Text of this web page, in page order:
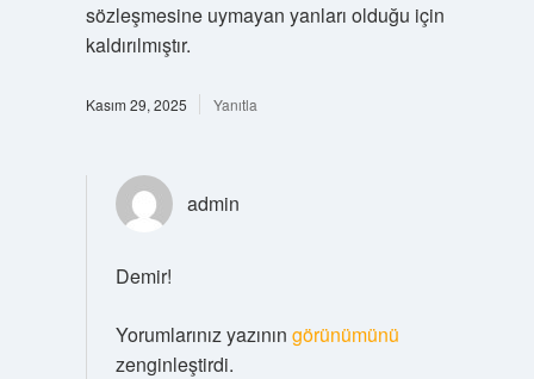
sözleşmesine uymayan yanları olduğu için
kaldırılmıştır.
Kasım 29, 2025 Yanıtla
admin
Demir!
Yorumlarınız yazının görünümünü
zenginleştirdi.